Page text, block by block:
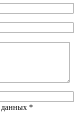
данных *